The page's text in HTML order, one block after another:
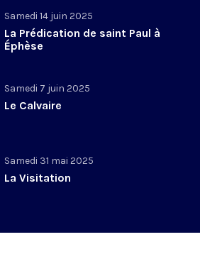
Samedi 14 juin 2025
La Prédication de saint Paul à
Éphèse
Samedi 7 juin 2025
Le Calvaire
Samedi 31 mai 2025
La Visitation